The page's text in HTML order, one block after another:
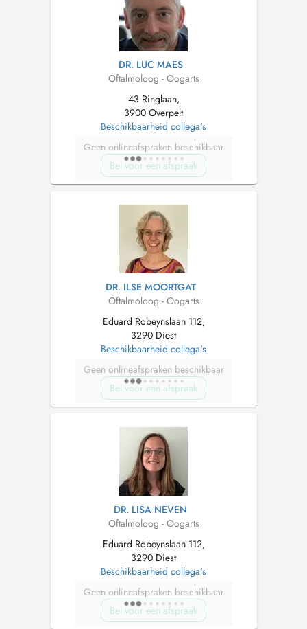
DR. LUC MAES
Oftalmoloog - Oogarts
43 Ringlaan,
3900 Overpelt
Beschikbaarheid collega's
Geen onlineafspraken beschikbaar
Bel voor een afspraak
DR. ILSE MOORTGAT
Oftalmoloog - Oogarts
Eduard Robeynslaan 112,
3290 Diest
Beschikbaarheid collega's
Geen onlineafspraken beschikbaar
Bel voor een afspraak
DR. LISA NEVEN
Oftalmoloog - Oogarts
Eduard Robeynslaan 112,
3290 Diest
Beschikbaarheid collega's
Geen onlineafspraken beschikbaar
Bel voor een afspraak